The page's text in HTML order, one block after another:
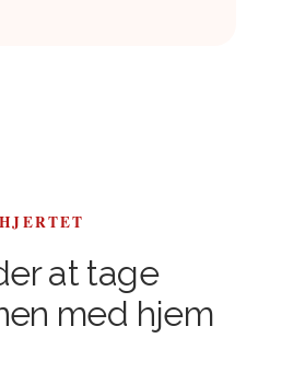
at tage
med hjem